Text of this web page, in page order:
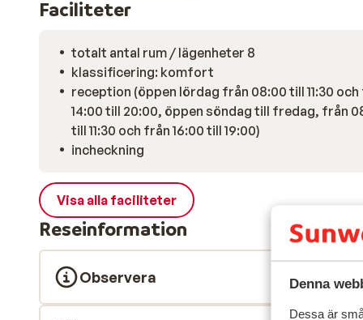
Denna
Dessa är
Faciliteter
totalt antal rum / lägenheter 8
klassificering: komfort
reception (öppen lördag från 08:00 till 11:30
14:00 till 20:00, öppen söndag till fredag, från
till 11:30 och från 16:00 till 19:00)
incheckning
Visa alla faciliteter
Reseinformation
Observera